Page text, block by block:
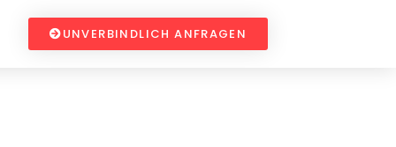
UNVERBINDLICH ANFRAGEN